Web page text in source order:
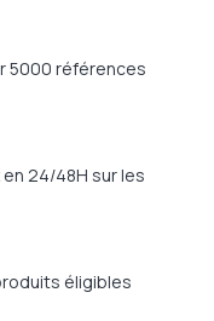
5000 références
24/48H sur les
éligibles